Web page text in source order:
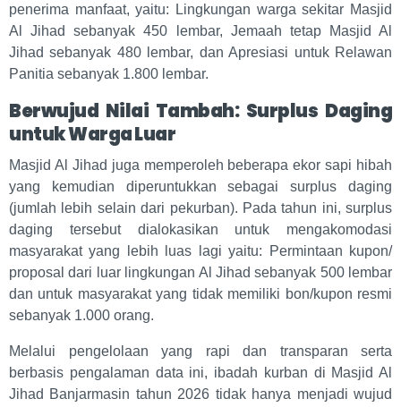
penerima manfaat, yaitu: Lingkungan warga sekitar Masjid
Al Jihad
sebanyak 450 lembar, Jemaah tetap Masjid Al
Jihad sebanyak 480 lembar, dan Apresiasi untuk Relawan
Panitia sebanyak 1.800 lembar.
Berwujud Nilai Tambah: Surplus Daging
untuk Warga Luar
Masjid Al Jihad juga memperoleh beberapa ekor sapi hibah
yang kemudian diperuntukkan sebagai surplus daging
(jumlah lebih selain dari pekurban). Pada tahun ini, surplus
daging tersebut dialokasikan untuk mengakomodasi
masyarakat yang lebih luas lagi yaitu: Permintaan kupon/
proposal dari luar lingkungan Al Jihad sebanyak 500 lembar
dan untuk masyarakat yang tidak memiliki bon/kupon resmi
sebanyak 1.000 orang.
Melalui pengelolaan yang rapi dan transparan serta
berbasis pengalaman data ini, ibadah kurban di Masjid Al
Jihad Banjarmasin tahun 2026 tidak hanya menjadi wujud